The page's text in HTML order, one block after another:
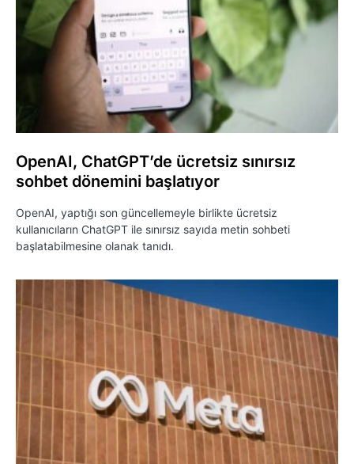
OpenAI, ChatGPT’de ücretsiz sınırsız
sohbet dönemini başlatıyor
OpenAI, yaptığı son güncellemeyle birlikte ücretsiz
kullanıcıların ChatGPT ile sınırsız sayıda metin sohbeti
başlatabilmesine olanak tanıdı.